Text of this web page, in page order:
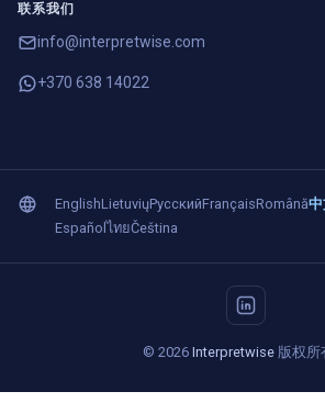
联系我们
info@interpretwise.com
+370 638 14022
EnglishLietuviųРусскийFrançaisRomână
EspañolไทยČeština
© 2026 Interpretwise 版权所